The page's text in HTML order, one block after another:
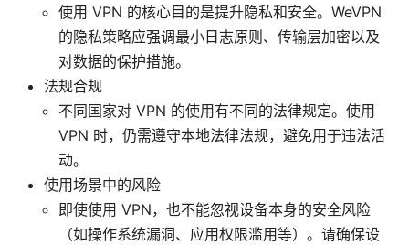
使用 VPN 的核心目的是提升隐私和安全。WeVPN
的隐私策略应强调最小日志原则、传输层加密以及
对数据的保护措施。
法规合规
不同国家对 VPN 的使用有不同的法律规定。使用
VPN 时，仍需遵守本地法律法规，避免用于违法活
动。
使用场景中的风险
即使使用 VPN，也不能忽视设备本身的安全风险
（如操作系统漏洞、应用权限滥用等）。请确保设